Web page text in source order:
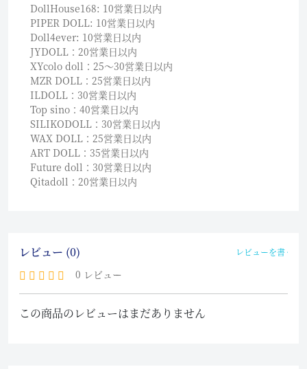
DollHouse168: 10営業日以内
PIPER DOLL: 10営業日以内
Doll4ever: 10営業日以内
JYDOLL：20営業日以内
XYcolo doll：25〜30営業日以内
MZR DOLL：25営業日以内
ILDOLL：30営業日以内
Top sino：40営業日以内
SILIKODOLL：30営業日以内
WAX DOLL：25営業日以内
ART DOLL：35営業日以内
Future doll：30営業日以内
Qitadoll：20営業日以内
レビュー (0) レビューを書く
0 レビュー
この商品のレビューはまだありません